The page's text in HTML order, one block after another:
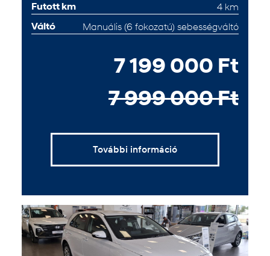
Futott km
4 km
Váltó
Manuális (6 fokozatú) sebességváltó
7 199 000 Ft
7 999 000 Ft
További információ